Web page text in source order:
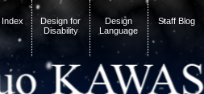
Index
Design for
Disability
Design
Language
Staff Blog